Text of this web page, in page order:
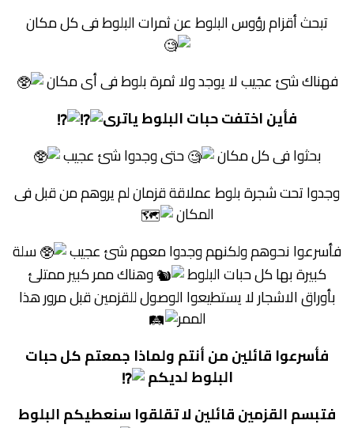
تبحث أقزام رؤوس البلوط عن ثمرات البلوط فى كل مكان
فهناك شئ عجيب لا يوجد ولا ثمرة بلوط فى أى مكان
فأين اختفت حبات البلوط ياترى
بحثوا فى كل مكان
حتى وجدوا شئ عجيب
وجدوا تحت شجرة بلوط عملاقة قزمان لم يروهم من قبل فى
المكان
فأسرعوا نحوهم ولكنهم وجدوا معهم شئ عجيب
سلة
كبيرة بها كل حبات البلوط
وهناك ممر كبير ممتلئ
بأوراق الاشجار لا يستطيعوا الوصول للقزمين قبل مرور هذا
الممر
فأسرعوا قائلين من أنتم ولماذا جمعتم كل حبات
البلوط لديكم
فتبسم القزمين قائلين لا تقلقوا سنعطيكم البلوط